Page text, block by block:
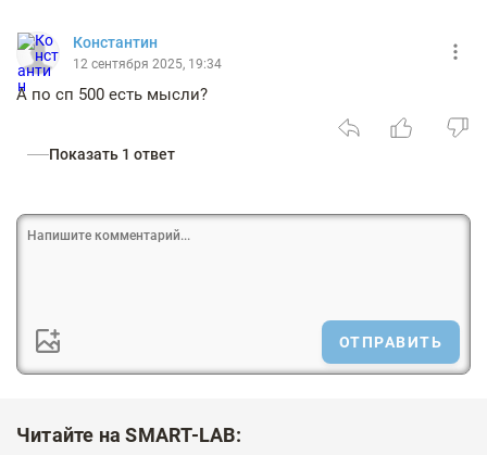
Константин
12 сентября 2025, 19:34
А по сп 500 есть мысли?
Показать 1 ответ
ОТПРАВИТЬ
Читайте на SMART-LAB: